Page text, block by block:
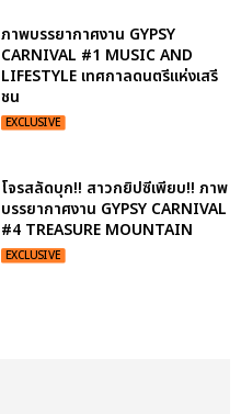
ภาพบรรยากาศงาน GYPSY
CARNIVAL #1 MUSIC AND
LIFESTYLE เทศกาลดนตรีแห่งเสรี
ชน
EXCLUSIVE
โจรสลัดบุก!! สาวกยิปซีเพียบ!! ภาพ
บรรยากาศงาน GYPSY CARNIVAL
#4 TREASURE MOUNTAIN
EXCLUSIVE